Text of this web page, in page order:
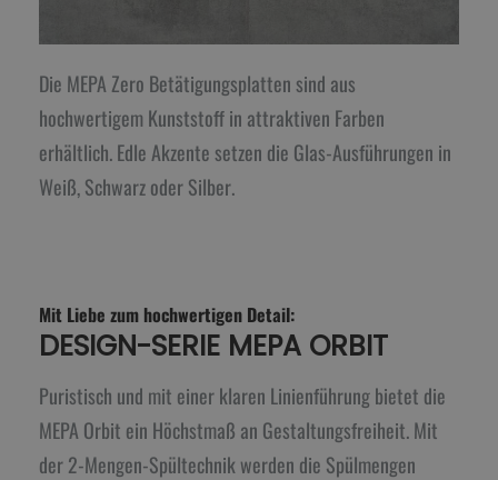
Die MEPA Zero Betätigungsplatten sind aus
hochwertigem Kunststoff in attraktiven Farben
erhältlich. Edle Akzente setzen die Glas-Ausführungen in
Weiß, Schwarz oder Silber.
Mit Liebe zum hochwertigen Detail:
DESIGN-SERIE MEPA ORBIT
Puristisch und mit einer klaren Linienführung bietet die
MEPA Orbit ein Höchstmaß an Gestaltungsfreiheit. Mit
der 2-Mengen-Spültechnik werden die Spülmengen